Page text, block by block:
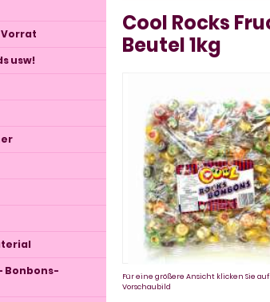
Cool Rocks
Beutel 1kg
Für eine größere Ansicht klicken Sie auf
Vorschaubild
usw!
Bonbons-